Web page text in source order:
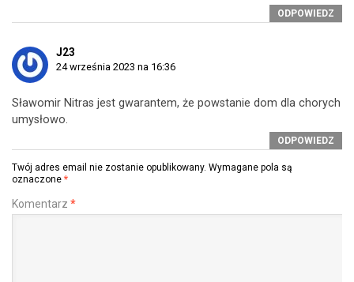
ODPOWIEDZ
J23
24 września 2023 na 16:36
Sławomir Nitras jest gwarantem, że powstanie dom dla chorych
umysłowo.
ODPOWIEDZ
Twój adres email nie zostanie opublikowany. Wymagane pola są
oznaczone *
Komentarz *